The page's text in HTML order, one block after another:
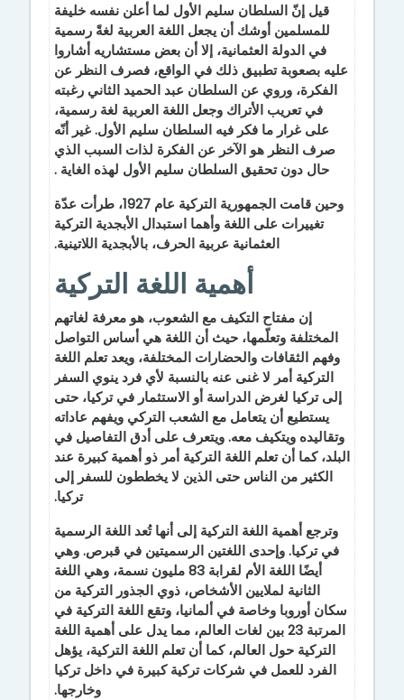
قيل إنّ السلطان سليم الأول لما أعلن نفسه خليفة
للمسلمين أوشك أن يجعل اللغة العربية لغةً رسمية
في الدولة العثمانية، إلا أن بعض مستشاريه أشاروا
عليه بصعوبة تطبيق ذلك في الواقع، فصرف النظر عن
الفكرة، وروي عن السلطان عبد الحميد الثاني رغبته
في تعريب الأتراك وجعل اللغة العربية لغة رسمية،
على غرار ما فكر فيه السلطان سليم الأول. غير أنّه
صرف النظر هو الآخر عن الفكرة لذات السبب الذي
حال دون تحقيق السلطان سليم الأول لهذه الغاية .
وحين قامت الجمهورية التركية عام 1927، طرأت عدّة
تغييرات على اللغة وأهما استبدال الأبجدية التركية
العثمانية عربية الحرف، بالأبجدية اللاتينية.
أهمية اللغة التركية
إن مفتاح التكيف مع الشعوب، هو معرفة لغاتهم
المختلفة وتعلّمها، حيث أن اللغة هي أساس التواصل
وفهم الثقافات والحضارات المختلفة، ويعد تعلم اللغة
التركية أمر لا غنى عنه بالنسبة لأي فرد ينوي السفر
إلى تركيا لغرض الدراسة أو الاستثمار في تركيا، حتى
يستطيع أن يتعامل مع الشعب التركي ويفهم عاداته
وتقاليده ويتكيف معه. ويتعرف على أدق التفاصيل في
البلد، كما أن تعلم اللغة التركية أمر ذو أهمية كبيرة عند
الكثير من الناس حتى الذين لا يخططون للسفر إلى
تركيا.
وترجع أهمية اللغة التركية إلى أنها تُعد اللغة الرسمية
في تركيا. وإحدى اللغتين الرسميتين في قبرص. وهي
أيضًا اللغة الأم لقرابة 83 مليون نسمة، وهي اللغة
الثانية لملايين الأشخاص، ذوي الجذور التركية من
سكان أوروبا وخاصة في ألمانيا، وتقع اللغة التركية في
المرتبة 23 بين لغات العالم، مما يدل على أهمية اللغة
التركية حول العالم، كما أن تعلم اللغة التركية، يؤهل
الفرد للعمل في شركات تركية كبيرة في داخل تركيا
وخارجها.